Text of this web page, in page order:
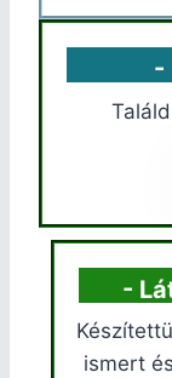
-
-
ismert